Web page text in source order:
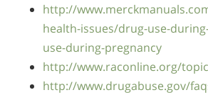
http://
health-issues/drug-use-
use-during-pregnancy
http://www.raconline.org/
http://www.drugabuse.gov/